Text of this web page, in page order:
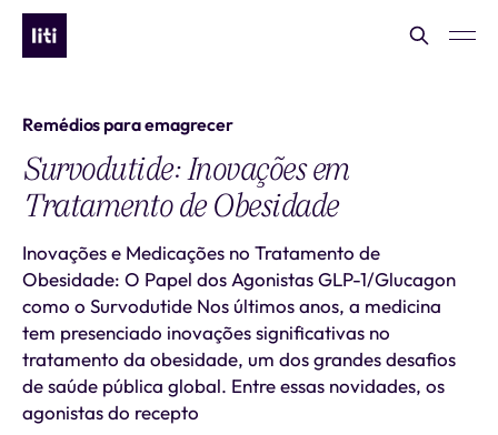
Remédios para emagrecer
Survodutide: Inovações em
Tratamento de Obesidade
Inovações e Medicações no Tratamento de
Obesidade: O Papel dos Agonistas GLP-1/Glucagon
como o Survodutide Nos últimos anos, a medicina
tem presenciado inovações significativas no
tratamento da obesidade, um dos grandes desafios
de saúde pública global. Entre essas novidades, os
agonistas do recepto